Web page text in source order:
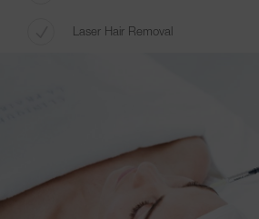
Laser Hair Removal